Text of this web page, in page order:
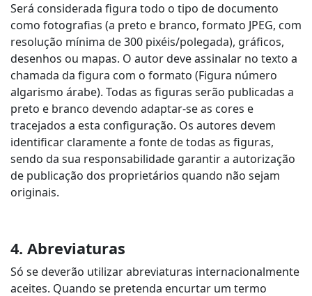
Será considerada figura todo o tipo de documento
como fotografias (a preto e branco, formato JPEG, com
resolução mínima de 300 pixéis/polegada), gráficos,
desenhos ou mapas. O autor deve assinalar no texto a
chamada da figura com o formato (Figura número
algarismo árabe). Todas as figuras serão publicadas a
preto e branco devendo adaptar-se as cores e
tracejados a esta configuração. Os autores devem
identificar claramente a fonte de todas as figuras,
sendo da sua responsabilidade garantir a autorização
de publicação dos proprietários quando não sejam
originais.
4. Abreviaturas
Só se deverão utilizar abreviaturas internacionalmente
aceites. Quando se pretenda encurtar um termo